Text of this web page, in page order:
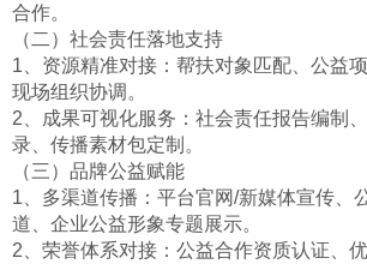
合作。
（二）社会责任落地支持
1、资源精准对接：帮扶对象匹配、公益
现场组织协调。
2、成果可视化服务：社会责任报告编制
录、传播素材包定制。
（三）品牌公益赋能
1、多渠道传播：平台官网/新媒体宣传、
道、企业公益形象专题展示。
2、荣誉体系对接：公益合作资质认证、